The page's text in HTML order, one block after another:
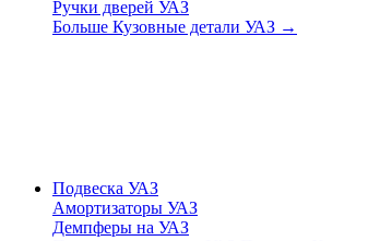
Ручки дверей УАЗ
Больше Кузовные детали УАЗ →
Подвеска УАЗ
Амортизаторы УАЗ
Демпферы на УАЗ